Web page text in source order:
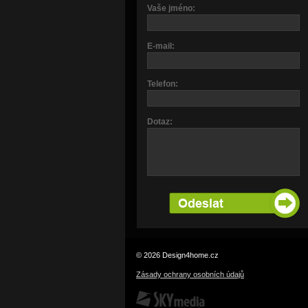
Vaše jméno:
E-mail:
Telefon:
Dotaz:
© 2026 Design4home.cz
Zásady ochrany osobních údajů
SKY Media